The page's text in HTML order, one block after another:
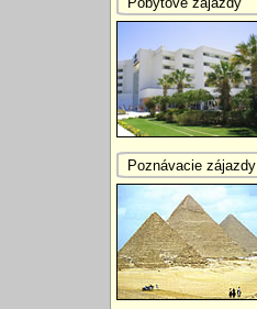
Poznávacie zájazdy